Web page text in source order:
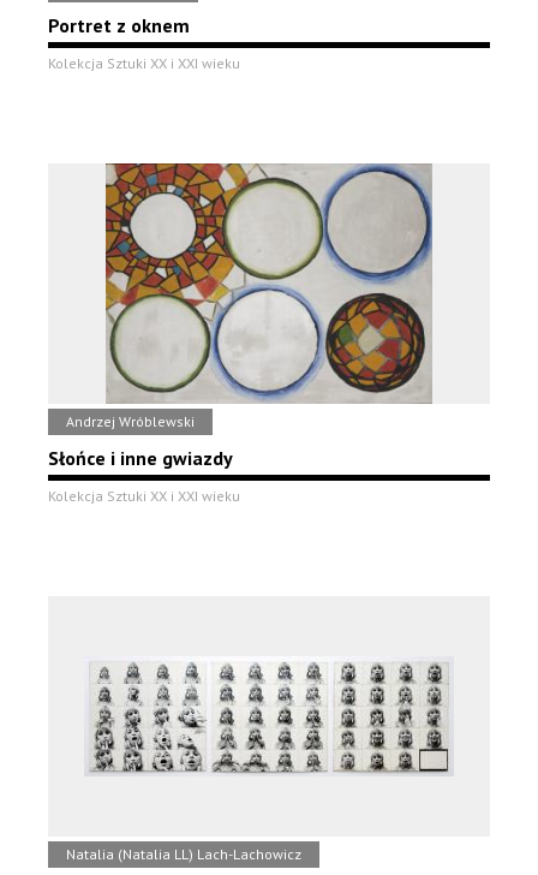
Portret z oknem
Kolekcja Sztuki XX i XXI wieku
Andrzej Wróblewski
Słońce i inne gwiazdy
Kolekcja Sztuki XX i XXI wieku
Natalia (Natalia LL) Lach-Lachowicz